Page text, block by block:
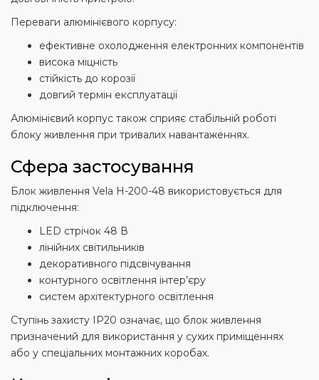
Переваги алюмінієвого корпусу:
ефективне охолодження електронних компонентів
висока міцність
стійкість до корозії
довгий термін експлуатації
Алюмінієвий корпус також сприяє стабільній роботі
блоку живлення при тривалих навантаженнях.
Сфера застосування
Блок живлення Vela H-200-48 використовується для
підключення:
LED стрічок 48 В
лінійних світильників
декоративного підсвічування
контурного освітлення інтер’єру
систем архітектурного освітлення
Ступінь захисту IP20 означає, що блок живлення
призначений для використання у сухих приміщеннях
або у спеціальних монтажних коробах.